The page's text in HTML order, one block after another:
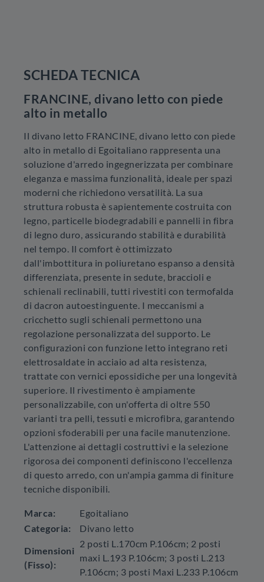
SCHEDA TECNICA
FRANCINE, divano letto con piede
alto in metallo
Il divano letto FRANCINE, divano letto con piede
alto in metallo di Egoitaliano rappresenta una
soluzione d'arredo ingegnerizzata per combinare
eleganza e massima funzionalità, ideale per spazi
moderni che richiedono versatilità. La sua
struttura robusta è sapientemente costruita con
legno, particelle biodegradabili e pannelli in fibra
di legno duro, assicurando stabilità e durabilità
nel tempo. Il comfort è ottimizzato
dall'imbottitura in poliuretano espanso a densità
differenziata, presente in sedute, braccioli e
schienali reclinabili, tutti rivestiti con termofalda
di dacron autoestinguente. I meccanismi a
cricchetto sugli schienali permettono una
regolazione personalizzata del supporto. Le
configurazioni con funzione letto integrano reti
elettrosaldate in acciaio ad alta resistenza,
trattate con vernici epossidiche per una longevità
superiore. Il rivestimento è ampiamente
personalizzabile, con un'offerta di oltre 550
varianti tra pelli, tessuti e microfibra, garantendo
opzioni sfoderabili per una facile manutenzione.
L'attenzione ai dettagli costruttivi e la selezione
rigorosa dei componenti definiscono l'eccellenza
di questo arredo, con un'ampia gamma di finiture
tecniche disponibili.
Marca:
Egoitaliano
Categoria:
Divano letto
Dimensioni
(Fisso):
2 posti L.170cm P.106cm; 2 posti
maxi L.193 P.106cm; 3 posti L.213
P.106cm; 3 posti Maxi L.233 P.106cm